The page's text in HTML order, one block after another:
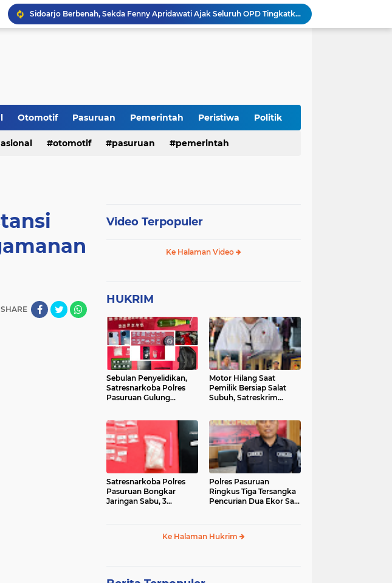
Sidoarjo Berbenah, Sekda Fenny Apridawati Ajak Seluruh OPD Tingkatkan Akuntabilitas Publik
Wakil Bupati Sidoarjo Serahkan Kartu BPJS Ketenagakerjaan untuk Puluhan Ribu Pekerja Rentan
Perkuat Sinergi Keumatan, Pemkab Sidoarjo dan PDM Bahas Akselerasi Program Publik
Otomotif Pasuruan Pemerintah Peristiwa Politik
otomotif pasuruan pemerintah
SHARE
Video Terpopuler
Ke Halaman Video
HUKRIM
Sebulan Penyelidikan,
Satresnarkoba Polres
Pasuruan Gulung
Motor Hilang Saat
Pemilik Bersiap Salat
Subuh, Satreskrim
Satresnarkoba Polres
Pasuruan Bongkar
Jaringan Sabu, 3
Polres Pasuruan
Ringkus Tiga Tersangka
Pencurian Dua Ekor Sapi
Ke Halaman Hukrim